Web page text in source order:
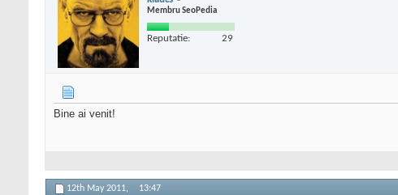
Membru SeoPedia
Reputatie: 29
Bine ai venit!
12th May 2011, 13:47